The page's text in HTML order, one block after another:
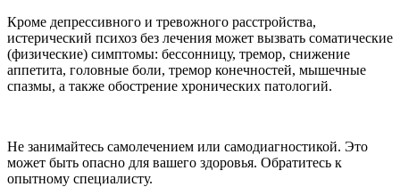
Кроме депрессивного и тревожного расстройства,
истерический психоз без лечения может вызвать соматические
(физические) симптомы: бессонницу, тремор, снижение
аппетита, головные боли, тремор конечностей, мышечные
спазмы, а также обострение хронических патологий.
Не занимайтесь самолечением или самодиагностикой. Это
может быть опасно для вашего здоровья. Обратитесь к
опытному специалисту.